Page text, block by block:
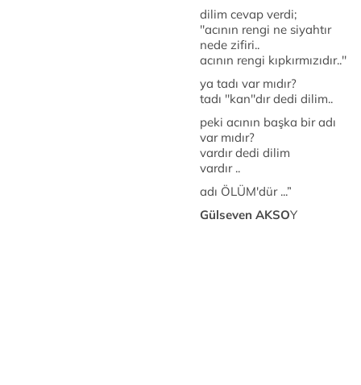
dilim cevap verdi;
''acının rengi ne siyahtır
nede zifiri..
acının rengi kıpkırmızıdır..''
ya tadı var mıdır?
tadı ''kan''dır dedi dilim..
peki acının başka bir adı
var mıdır?
vardır dedi dilim
vardır ..
adı ÖLÜM'dür ...”
Gülseven AKSOY